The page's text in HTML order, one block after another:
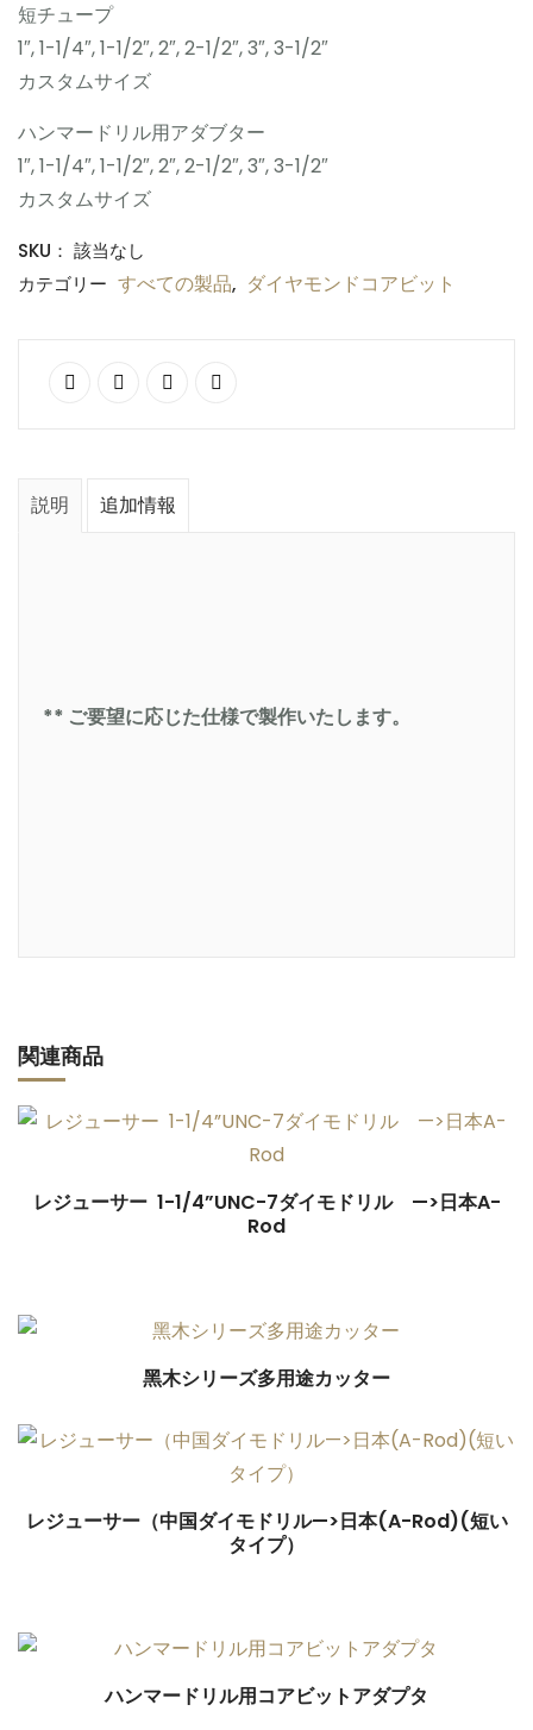
短チュープ
1″, 1-1/4″, 1-1/2″, 2″, 2-1/2″, 3″, 3-1/2″
カスタムサイズ
ハンマードリル用アダブター
1″, 1-1/4″, 1-1/2″, 2″, 2-1/2″, 3″, 3-1/2″
カスタムサイズ
SKU： 該当なし
カテゴリー すべての製品, ダイヤモンドコアビット
説明 追加情報
** ご要望に応じた仕様で製作いたします。
関連商品
レジューサー 1-1/4”UNC-7ダイモドリル —>日本A-
Rod
黑木シリーズ多用途カッター
レジューサー（中国ダイモドリル—>日本(A-Rod)(短い
タイプ）
ハンマードリル用コアビットアダプタ